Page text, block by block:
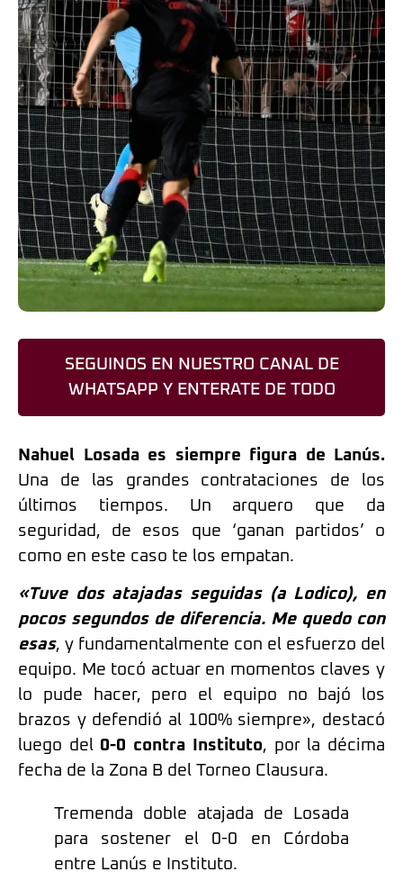
SEGUINOS EN NUESTRO CANAL DE
WHATSAPP Y ENTERATE DE TODO
Nahuel Losada es siempre figura de Lanús.
Una de las grandes contrataciones de los
últimos tiempos. Un arquero que da
seguridad, de esos que ‘ganan partidos’ o
como en este caso te los empatan.
«Tuve dos atajadas seguidas (a Lodico), en
pocos segundos de diferencia. Me quedo con
esas, y fundamentalmente con el esfuerzo del
equipo. Me tocó actuar en momentos claves y
lo pude hacer, pero el equipo no bajó los
brazos y defendió al 100% siempre», destacó
luego del 0-0 contra Instituto, por la décima
fecha de la Zona B del Torneo Clausura.
Tremenda doble atajada de Losada
para sostener el 0-0 en Córdoba
entre Lanús e Instituto.